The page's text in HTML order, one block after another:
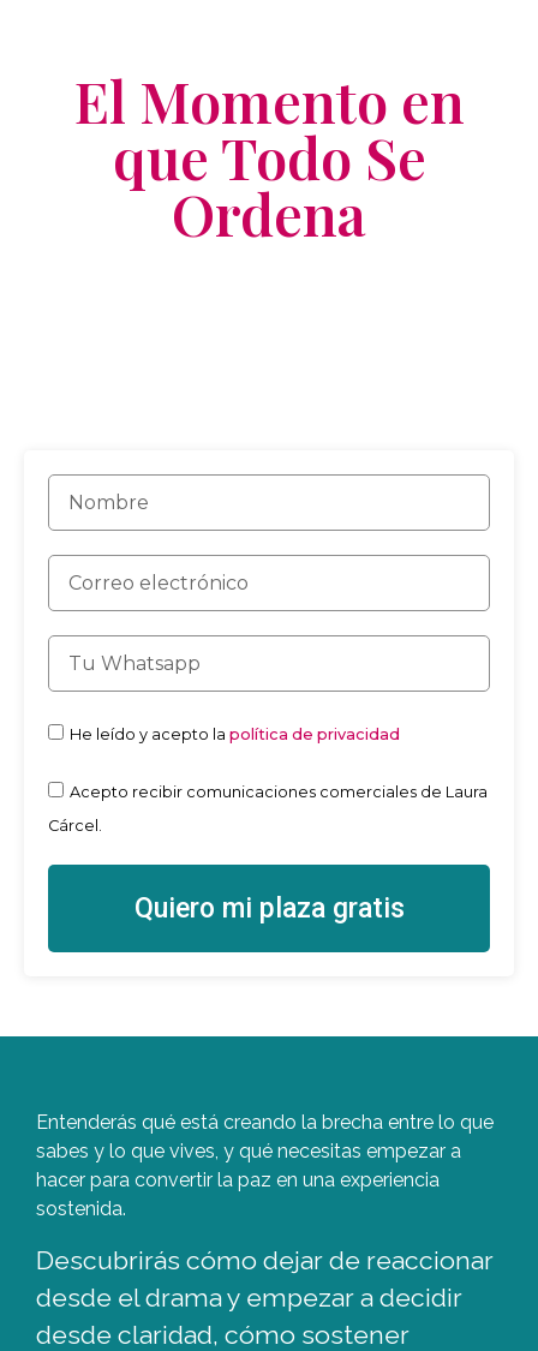
El Momento en
que Todo Se
Ordena
He leído y acepto la política de privacidad
Acepto recibir comunicaciones comerciales de Laura
Cárcel.
Quiero mi plaza gratis
Entenderás qué está creando la brecha entre lo que
sabes y lo que vives, y qué necesitas empezar a
hacer para convertir la paz en una experiencia
sostenida.
Descubrirás cómo dejar de reaccionar
desde el drama y empezar a decidir
desde claridad, cómo sostener